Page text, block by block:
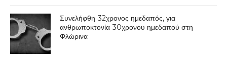
Συνελήφθη 32χρονος ημεδαπός, για
ανθρωποκτονία 30χρονου ημεδαπού στη
Φλώρινα